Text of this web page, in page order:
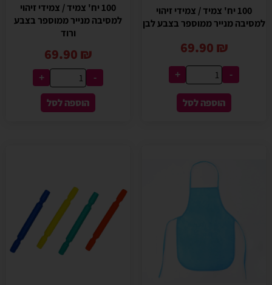
100 יח' צמיד / צמידי זיהוי
למסיבה מנייר ממוספר בצבע לבן
69.90 ₪
-
+
הוספה לסל
100 יח' צמיד / צמידי זיהוי
למסיבה מנייר ממוספר בצבע
ורוד
69.90 ₪
-
+
הוספה לסל